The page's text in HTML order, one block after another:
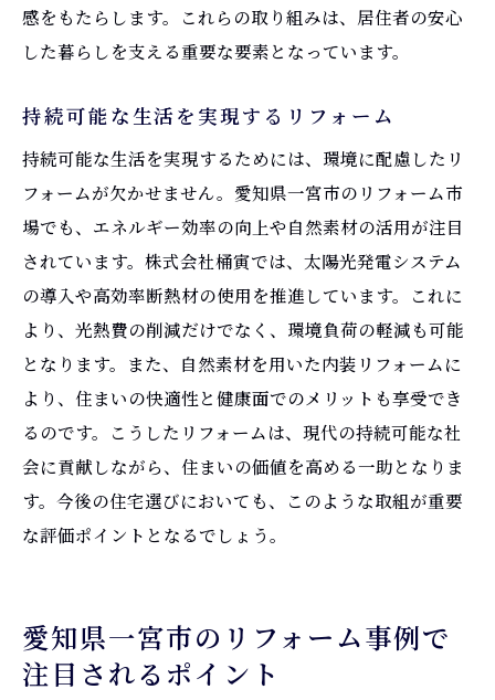
感をもたらします。これらの取り組みは、居住者の安心
した暮らしを支える重要な要素となっています。
持続可能な生活を実現するリフォーム
持続可能な生活を実現するためには、環境に配慮したリ
フォームが欠かせません。愛知県一宮市のリフォーム市
場でも、エネルギー効率の向上や自然素材の活用が注目
されています。株式会社桶寅では、太陽光発電システム
の導入や高効率断熱材の使用を推進しています。これに
より、光熱費の削減だけでなく、環境負荷の軽減も可能
となります。また、自然素材を用いた内装リフォームに
より、住まいの快適性と健康面でのメリットも享受でき
るのです。こうしたリフォームは、現代の持続可能な社
会に貢献しながら、住まいの価値を高める一助となりま
す。今後の住宅選びにおいても、このような取組が重要
な評価ポイントとなるでしょう。
愛知県一宮市のリフォーム事例で
注目されるポイント